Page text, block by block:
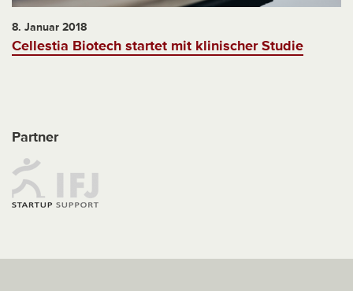
8. Januar 2018
Cellestia Biotech startet mit klinischer Studie
Partner